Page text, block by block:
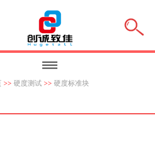
>> 硬度测试 >> 硬度标准块